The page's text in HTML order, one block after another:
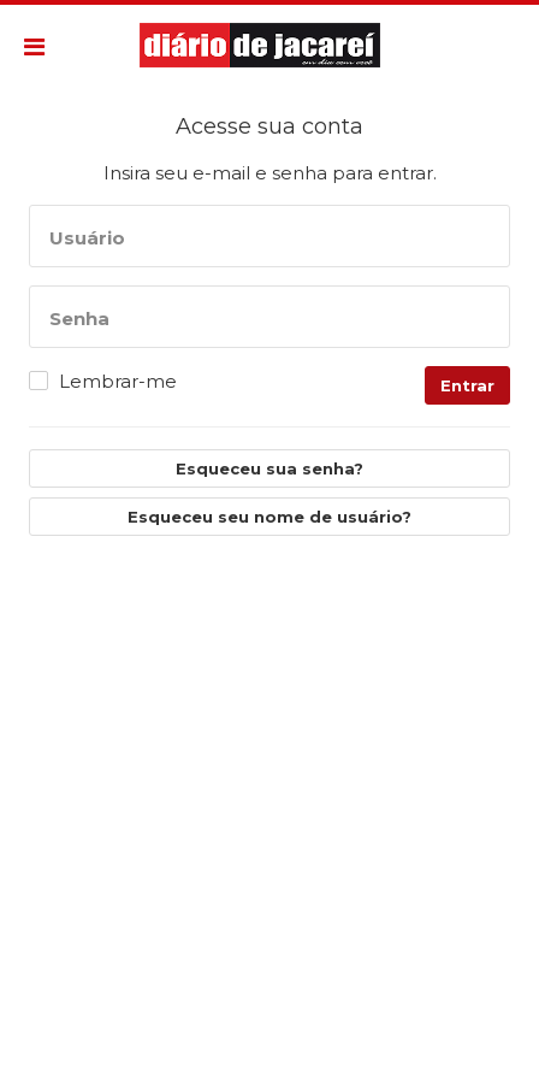
Acesse sua conta
Insira seu e-mail e senha para entrar.
Usuário
Senha
Lembrar-me Entrar
Esqueceu sua senha?
Esqueceu seu nome de usuário?